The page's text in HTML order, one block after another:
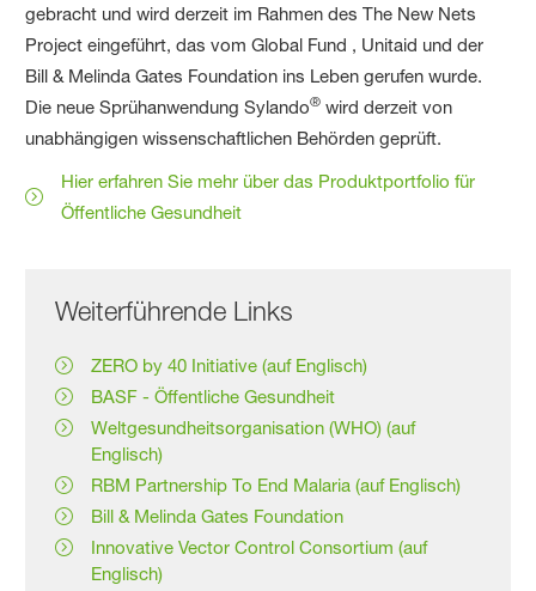
gebracht und wird derzeit im Rahmen des The New Nets
Project eingeführt, das vom Global Fund , Unitaid und der
Bill & Melinda Gates Foundation ins Leben gerufen wurde.
Die neue Sprühanwendung Sylando® wird derzeit von
unabhängigen wissenschaftlichen Behörden geprüft.
Hier erfahren Sie mehr über das Produktportfolio für
Öffentliche Gesundheit
Weiterführende Links
ZERO by 40 Initiative (auf Englisch)
BASF - Öffentliche Gesundheit
Weltgesundheitsorganisation (WHO) (auf
Englisch)
RBM Partnership To End Malaria (auf Englisch)
Bill & Melinda Gates Foundation
Innovative Vector Control Consortium (auf
Englisch)